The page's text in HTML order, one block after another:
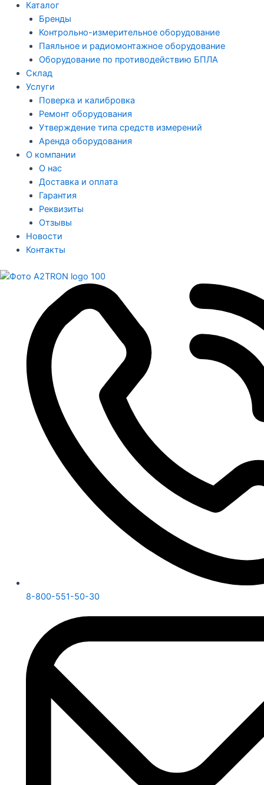
Каталог
Бренды
Контрольно-измерительное оборудование
Паяльное и радиомонтажное оборудование
Оборудование по противодействию БПЛА
Склад
Услуги
Поверка и калибровка
Ремонт оборудования
Утверждение типа средств измерений
Аренда оборудования
О компании
О нас
Доставка и оплата
Гарантия
Реквизиты
Отзывы
Новости
Контакты
8-800-551-50-30